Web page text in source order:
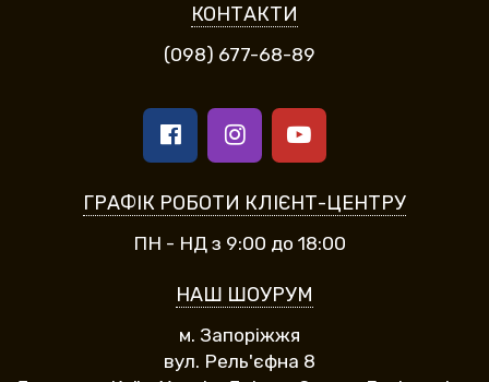
КОНТАКТИ
(098) 677-68-89
ГРАФІК РОБОТИ КЛІЄНТ-ЦЕНТРУ
ПН - НД з 9:00 до 18:00
НАШ ШОУРУМ
м. Запоріжжя
вул. Рель'єфна 8